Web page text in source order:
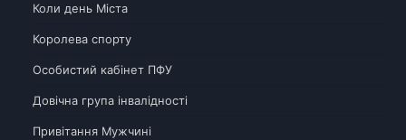
Коли день Міста
Королева спорту
Особистий кабінет ПФУ
Довічна група інвалідності
Привітання Мужчині